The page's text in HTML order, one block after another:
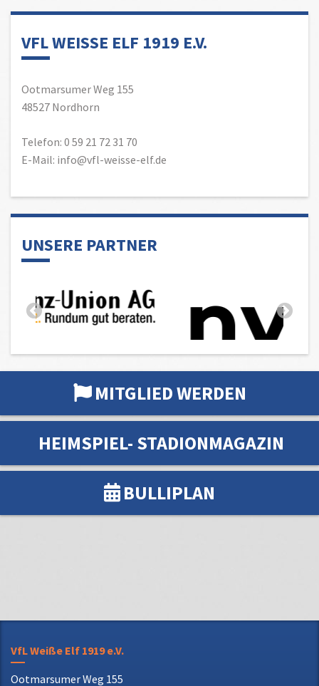
VFL WEISSE ELF 1919 E.V.
Ootmarsumer Weg 155
48527 Nordhorn
Telefon: 0 59 21 72 31 70
E-Mail: info@vfl-weisse-elf.de
UNSERE PARTNER
MITGLIED WERDEN
HEIMSPIEL- STADIONMAGAZIN